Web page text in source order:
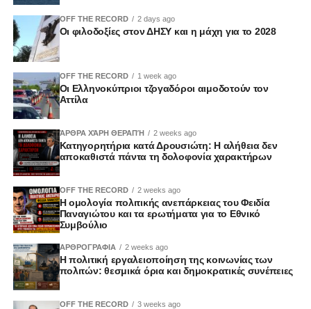
OFF THE RECORD 2 days ago
Οι φιλοδοξίες στον ΔΗΣΥ και η μάχη για το 2028
OFF THE RECORD 1 week ago
Οι Ελληνοκύπριοι τζογαδόροι αιμοδοτούν τον
Αττίλα
ΆΡΘΡΑ ΧΆΡΗ ΘΕΡΑΠΉ 2 weeks ago
Κατηγορητήρια κατά Δρουσιώτη: Η αλήθεια δεν
αποκαθιστά πάντα τη δολοφονία χαρακτήρων
OFF THE RECORD 2 weeks ago
Η ομολογία πολιτικής ανεπάρκειας του Φειδία
Παναγιώτου και τα ερωτήματα για το Εθνικό
Συμβούλιο
ΑΡΘΡΟΓΡΑΦΙΑ 2 weeks ago
Η πολιτική εργαλειοποίηση της κοινωνίας των
πολιτών: θεσμικά όρια και δημοκρατικές συνέπειες
OFF THE RECORD 3 weeks ago